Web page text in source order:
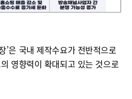
’은 국내 제작수요가 전반적으로
영향력이 확대되고 있는 것으로